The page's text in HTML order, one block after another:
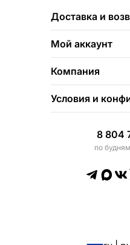
Доставка и
Мой аккаунт
Компания
Условия и
8 804
по